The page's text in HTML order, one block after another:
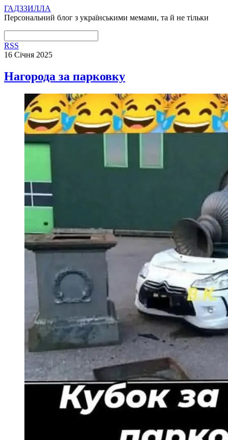
ГАДЗЗИЛЛА
Персональний блог з українськими мемами, та й не тільки
RSS
16 Січня 2025
Нагорода за парковку